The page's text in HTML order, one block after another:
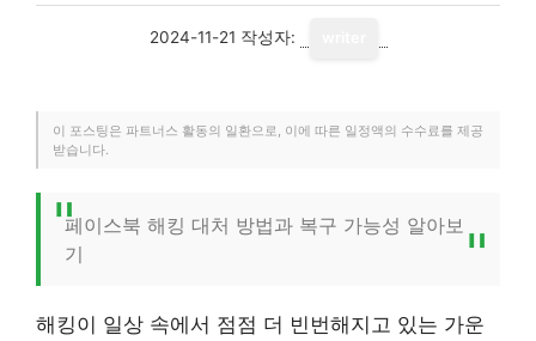
2024-11-21 작성자:
이 포스팅은 파트너스 활동의 일환으로, 이에 따른 일정액의 수수료를 제공
받습니다.
페이스북 해킹 대처 방법과 복구 가능성 알아보
기
해킹이 일상 속에서 점점 더 빈번해지고 있는 가운